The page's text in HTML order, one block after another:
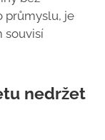
průmyslu, je
souvisí
nedržet